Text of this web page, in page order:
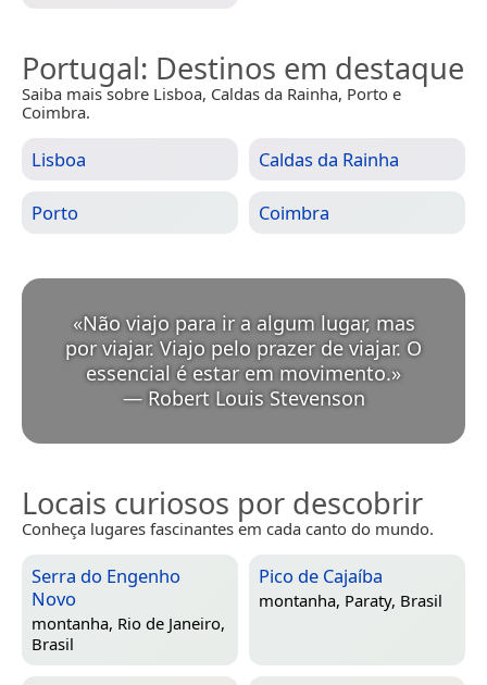
Portugal: Destinos em destaque
Saiba mais sobre Lisboa, Caldas da Rainha, Porto e
Coimbra.
Lisboa Caldas da Rainha
Porto Coimbra
«Não viajo para ir a algum lugar, mas
por viajar. Viajo pelo prazer de viajar. O
essencial é estar em movimento.
— Robert Louis Stevenson
Locais curiosos por descobrir
Conheça lugares fascinantes em cada canto do mundo.
Serra do Engenho
Novo
montanha, Rio de Janeiro,
Brasil
Pico de Cajaíba
montanha, Paraty, Brasil